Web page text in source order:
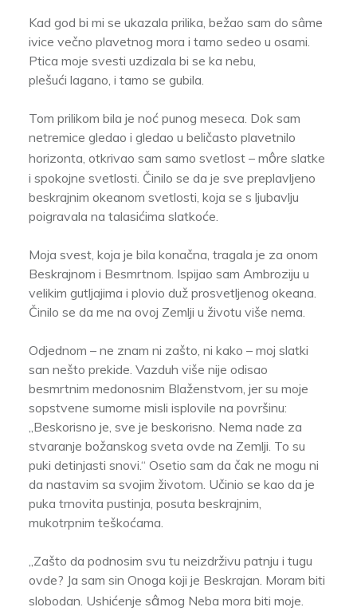
Kad god bi mi se ukazala prilika, bežao sam do sâme
ivice večno plavetnog mora i tamo sedeo u osami.
Ptica moje svesti uzdizala bi se ka nebu,
plešući lagano, i tamo se gubila.
Tom prilikom bila je noć punog meseca. Dok sam
netremice gledao i gledao u beličasto plavetnilo
horizonta, otkrivao sam samo svetlost – môre slatke
i spokojne svetlosti. Činilo se da je sve preplavljeno
beskrajnim okeanom svetlosti, koja se s ljubavlju
poigravala na talasićima slatkoće.
Moja svest, koja je bila konačna, tragala je za onom
Beskrajnom i Besmrtnom. Ispijao sam Ambroziju u
velikim gutljajima i plovio duž prosvetljenog okeana.
Činilo se da me na ovoj Zemlji u životu više nema.
Odjednom – ne znam ni zašto, ni kako – moj slatki
san nešto prekide. Vazduh više nije odisao
besmrtnim medonosnim Blaženstvom, jer su moje
sopstvene sumorne misli isplovile na površinu:
„Beskorisno je, sve je beskorisno. Nema nade za
stvaranje božanskog sveta ovde na Zemlji. To su
puki detinjasti snovi.“ Osetio sam da čak ne mogu ni
da nastavim sa svojim životom. Učinio se kao da je
puka trnovita pustinja, posuta beskrajnim,
mukotrpnim teškoćama.
„Zašto da podnosim svu tu neizdrživu patnju i tugu
ovde? Ja sam sin Onoga koji je Beskrajan. Moram biti
slobodan. Ushićenje sâmog Neba mora biti moje.